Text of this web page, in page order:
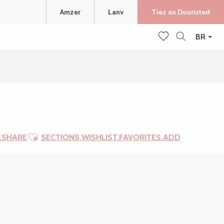
BR
Amzer Lanv Tiez an Douristed
Ajouter aux favoris
SECTIONS.WISHLIST.FAVORITES.ADD